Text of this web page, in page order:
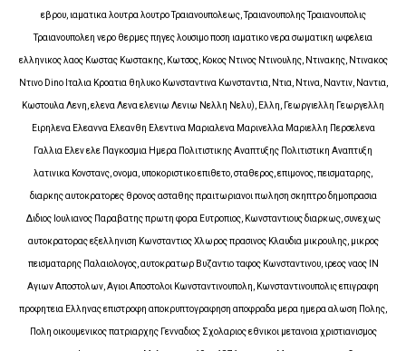
εβρου, ιαματικα λουτρα λουτρο Τραιανουπολεως, Τραιανουπολης Τραιανουπολις
Τραιανουπολεη νερο θερμες πηγες λουσιμο ποση ιαματικο νερα σωματικη ωφελεια
ελληνικος λαος Κωστας Κωστακης, Κωτσος, Κοκος Ντινος Ντινουλης, Ντινακης, Ντινακος
Ντινο Dino Ιταλια Κροατια θηλυκο Κωνσταντινα Κωνσταντια, Ντια, Ντινα, Ναντιν, Ναντια,
Κωστουλα Λενη, ελενα Λενα ελενιω Λενιω Νελλη Νελυ), Ελλη, Γεωργιελλη Γεωργελλη
Ειρηλενα Ελεαννα Ελεανθη Ελεντινα Μαριαλενα Μαρινελλα Μαριελλη Περσελενα
Γαλλια Ελεν ελε Παγκοσμια Ημερα Πολιτιστικης Αναπτυξης Πολιτιστικη Αναπτυξη
λατινικα Κονστανς, ονομα, υποκοριστικο επιθετο, σταθερος, επιμονος, πεισματαρης,
διαρκης αυτοκρατορες θρονος ασταθης πραιτωριανοι πωληση σκηπτρο δημοπρασια
Διδιος Ιουλιανος Παραβατης πρωτη φορα Ευτροπιος, Κωνσταντιους διαρκως, συνεχως
αυτοκρατορας εξελληνιση Κωνσταντιος Χλωρος πρασινος Κλαυδια μικρουλης, μικρος
πεισματαρης Παλαιολογος, αυτοκρατωρ Βυζαντιο ταφος Κωνσταντινου, ιρεος ναος ΙΝ
Αγιων Αποστολων, Αγιοι Αποστολοι Κωνσταντινουπολη, Κωνσταντινουπολις επιγραφη
προφητεια Ελληνας επιστροφη αποκρυπτογραφηση αποφραδα μερα ημερα αλωση Πολης,
Πολη οικουμενικος πατριαρχης Γενναδιος Σχολαριος εθνικοι μετανοια χριστιανισμος